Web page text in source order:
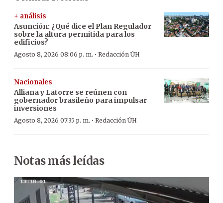
+ análisis
Asunción: ¿Qué dice el Plan Regulador
sobre la altura permitida para los
edificios?
Agosto 8, 2026 08:06 p. m. · Redacción ÚH
Nacionales
Alliana y Latorre se reúnen con
gobernador brasileño para impulsar
inversiones
Agosto 8, 2026 07:35 p. m. · Redacción ÚH
Notas más leídas